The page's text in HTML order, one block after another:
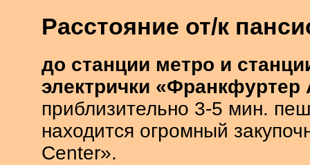
Расстояние от/к
до станции метро и
электрички «Франкфуртер
приблизительно 3-5 мин.
находится огромный
Center».